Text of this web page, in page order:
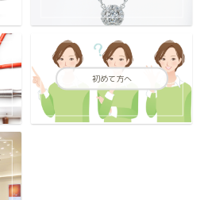
初めて方へ